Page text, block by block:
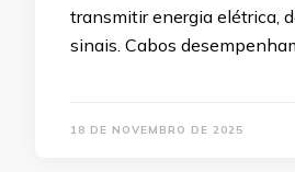
transmitir energia elétrica,
sinais. Cabos
18 DE NOVEMBRO DE 2025